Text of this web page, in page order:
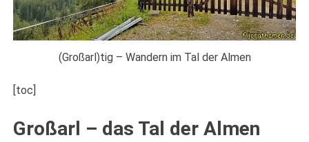
(Großarl)tig – Wandern im Tal der Almen
[toc]
Großarl – das Tal der Almen